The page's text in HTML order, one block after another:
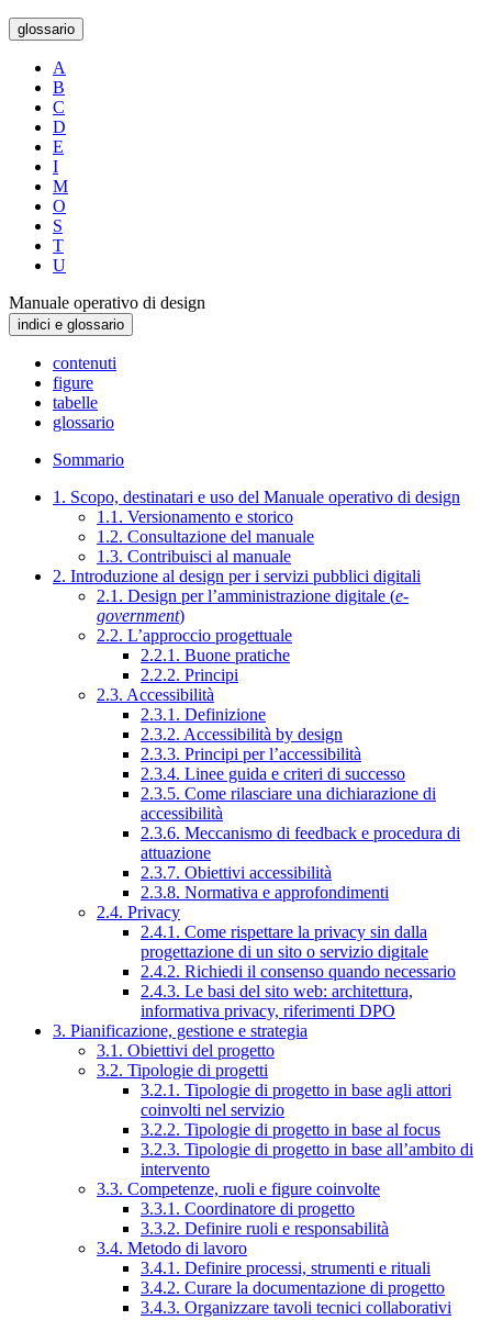
glossario
A
B
C
D
E
I
M
O
S
T
U
Manuale operativo di design
indici e glossario
contenuti
figure
tabelle
glossario
Sommario
1. Scopo, destinatari e uso del Manuale operativo di design
1.1. Versionamento e storico
1.2. Consultazione del manuale
1.3. Contribuisci al manuale
2. Introduzione al design per i servizi pubblici digitali
2.1. Design per l’amministrazione digitale (e-
government)
2.2. L’approccio progettuale
2.2.1. Buone pratiche
2.2.2. Principi
2.3. Accessibilità
2.3.1. Definizione
2.3.2. Accessibilità by design
2.3.3. Principi per l’accessibilità
2.3.4. Linee guida e criteri di successo
2.3.5. Come rilasciare una dichiarazione di
accessibilità
2.3.6. Meccanismo di feedback e procedura di
attuazione
2.3.7. Obiettivi accessibilità
2.3.8. Normativa e approfondimenti
2.4. Privacy
2.4.1. Come rispettare la privacy sin dalla
progettazione di un sito o servizio digitale
2.4.2. Richiedi il consenso quando necessario
2.4.3. Le basi del sito web: architettura,
informativa privacy, riferimenti DPO
3. Pianificazione, gestione e strategia
3.1. Obiettivi del progetto
3.2. Tipologie di progetti
3.2.1. Tipologie di progetto in base agli attori
coinvolti nel servizio
3.2.2. Tipologie di progetto in base al focus
3.2.3. Tipologie di progetto in base all’ambito di
intervento
3.3. Competenze, ruoli e figure coinvolte
3.3.1. Coordinatore di progetto
3.3.2. Definire ruoli e responsabilità
3.4. Metodo di lavoro
3.4.1. Definire processi, strumenti e rituali
3.4.2. Curare la documentazione di progetto
3.4.3. Organizzare tavoli tecnici collaborativi